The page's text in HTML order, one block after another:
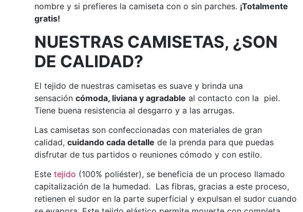
nombre y si prefieres la camiseta con o sin parches. ¡Totalmente
gratis!
NUESTRAS CAMISETAS, ¿SON
DE CALIDAD?
El tejido de nuestras camisetas es suave y brinda una
sensacióncómoda, liviana y agradable al contacto con la piel.
Tiene buena resistencia al desgarro y a las arrugas.
Las camisetas son confeccionadas con materiales de gran
calidad,cuidando cada detalle de la prenda para que puedas
disfrutar de tus partidos o reuniones cómodo y con estilo.
Estetejido (100% poliéster), se beneficia de un proceso llamado
capitalización de la humedad. Las fibras, gracias a este proceso,
retienen el sudor en la parte superficial y expulsan el sudor cuando